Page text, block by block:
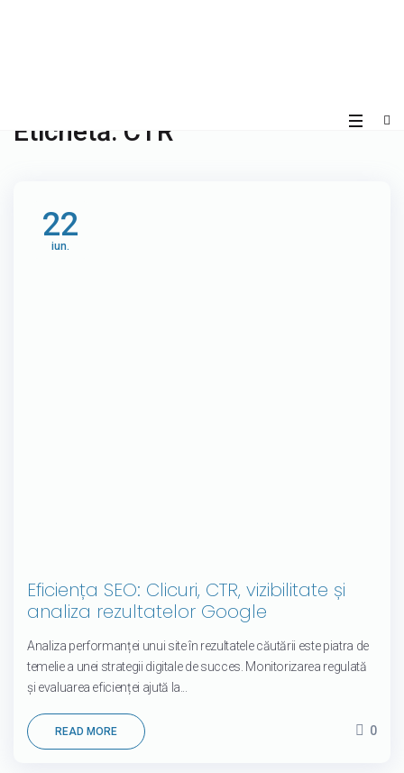
Etichetă: CTR
22
iun.
Eficiența SEO: Clicuri, CTR, vizibilitate și
analiza rezultatelor Google
Analiza performanței unui site în rezultatele căutării este piatra de
temelie a unei strategii digitale de succes. Monitorizarea regulată
și evaluarea eficienței ajută la...
READ MORE 0